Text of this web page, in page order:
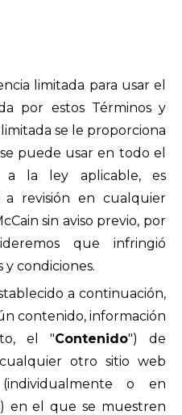
limitada para usar el
por estos Términos y
se le proporciona
puede usar en todo el
a la ley aplicable, es
revisión en cualquier
sin aviso previo, por
que infringió
condiciones.
a continuación,
contenido, información
el "Contenido") de
otro sitio web
o en
en el que se muestren